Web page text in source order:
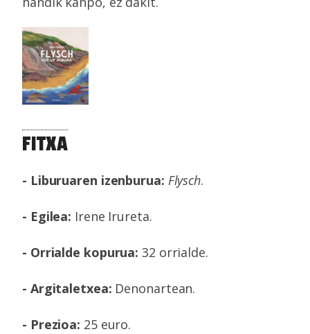
FITXA
- Liburuaren izenburua: Flysch.
- Egilea: Irene Irureta.
- Orrialde kopurua: 32 orrialde.
- Argitaletxea: Denonartean.
- Prezioa: 25 euro.